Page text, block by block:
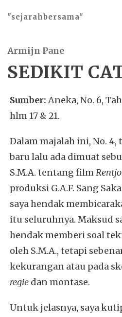
"sejarahbersama"
Armijn Pane
SEDIKIT
Sumber: Aneka, No. 6,
hlm 17 & 21.
Dalam majalah ini, No.
baru lalu ada dimuat
S.M.A. tentang film
produksi G.A.F. Sang
saya hendak
itu seluruhnya. Maksud
hendak memberi soal
oleh S.M.A., tetapi
kekurangan atau pada
regie dan montase.
Untuk jelasnya, saya